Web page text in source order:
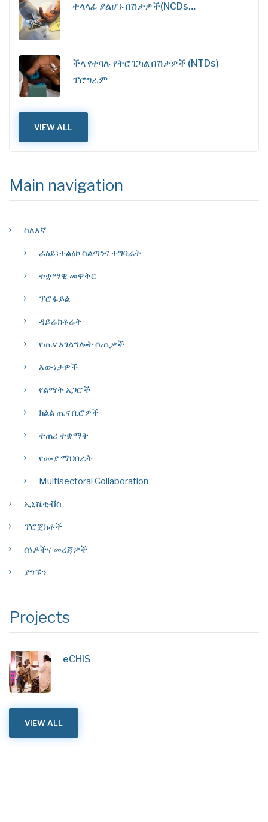
ተላላፊ ያልሆኑ በሽታዎች(NCDs…
ችላ የተባሉ የትሮፒካል በሽታዎች (NTDs)
ፕሮግራም
VIEW ALL
Main navigation
ስለእኛ
ራዕይ፣ተልዕኮ ስልጣንና ተግባራት
ተቋማዊ መዋቅር
ፕሮፋይል
ዳይሬክቶሬት
የጤና አገልግሎት ሰጪዎች
እውነታዎች
የልማት አጋሮች
ክልል ጤና ቢሮዎች
ተጠሪ ተቋማት
የሙያ ማህበራት
Multisectoral Collaboration
ኢኒሼቲቭስ
ፕሮጀክቶች
ሰነዶችና መረጃዎች
ያግኙን
Projects
eCHIS
VIEW ALL